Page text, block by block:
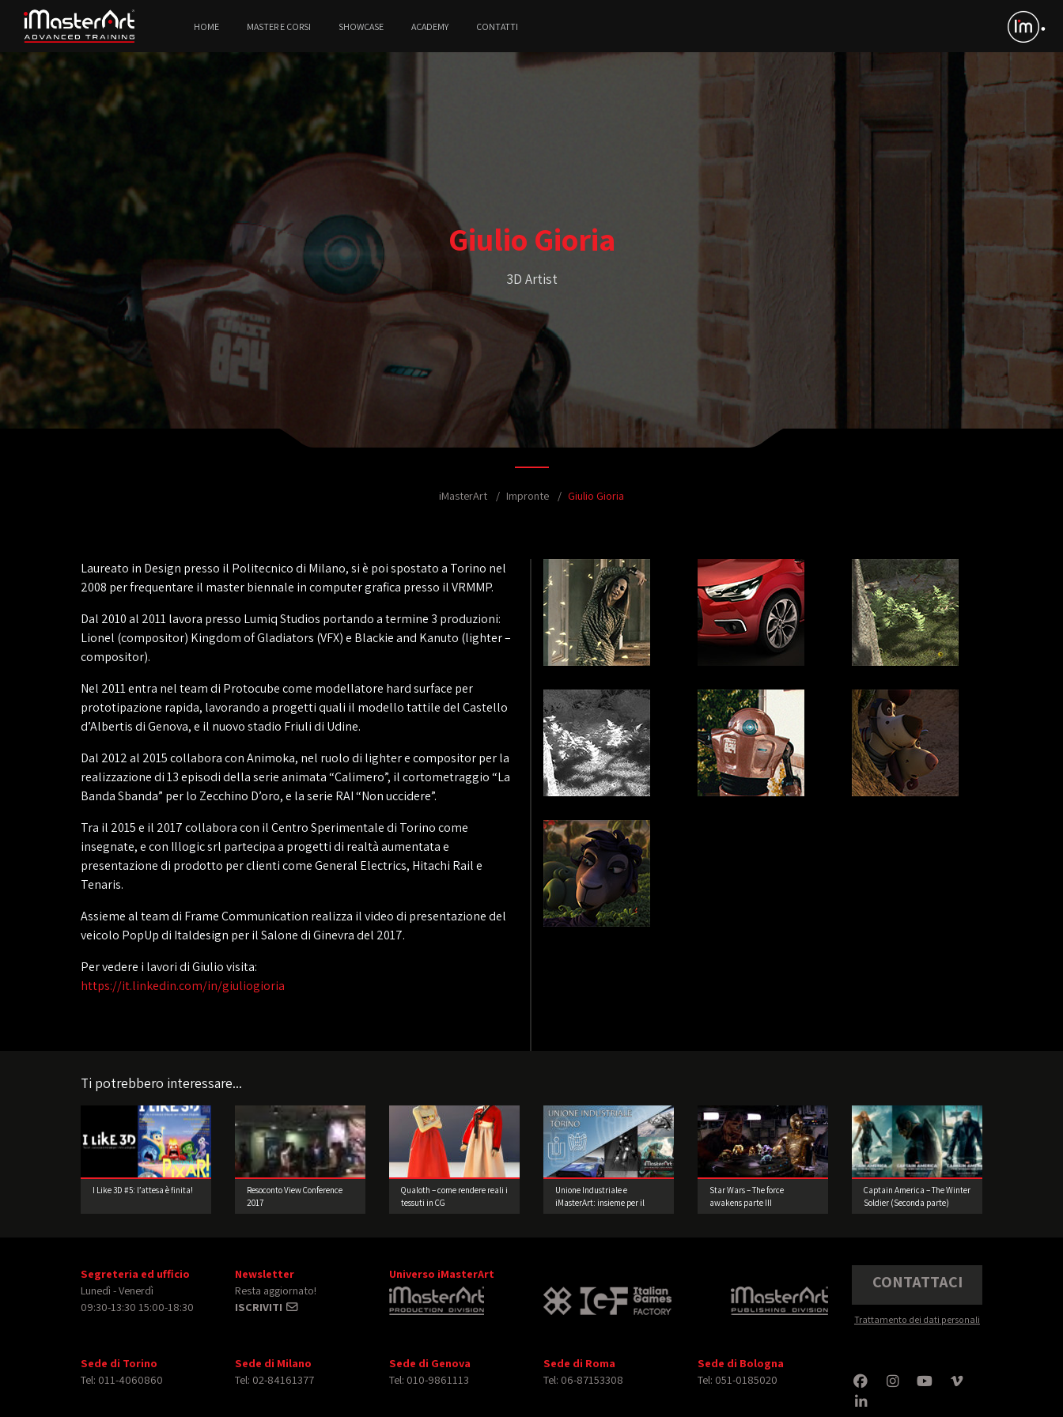
HOME MASTER E CORSI SHOWCASE ACADEMY CONTATTI
Giulio Gioria
3D Artist
iMasterArt Impronte Giulio Gioria
Laureato in Design presso il Politecnico di Milano, si è poi spostato a Torino nel
2008 per frequentare il master biennale in computer grafica presso il VRMMP.
Dal 2010 al 2011 lavora presso Lumiq Studios portando a termine 3 produzioni:
Lionel (compositor) Kingdom of Gladiators (VFX) e Blackie and Kanuto (lighter –
compositor).
Nel 2011 entra nel team di Protocube come modellatore hard surface per
prototipazione rapida, lavorando a progetti quali il modello tattile del Castello
d’Albertis di Genova, e il nuovo stadio Friuli di Udine.
Dal 2012 al 2015 collabora con Animoka, nel ruolo di lighter e compositor per la
realizzazione di 13 episodi della serie animata “Calimero”, il cortometraggio “La
Banda Sbanda” per lo Zecchino D’oro, e la serie RAI “Non uccidere”.
Tra il 2015 e il 2017 collabora con il Centro Sperimentale di Torino come
insegnate, e con Illogic srl partecipa a progetti di realtà aumentata e
presentazione di prodotto per clienti come General Electrics, Hitachi Rail e
Tenaris.
Assieme al team di Frame Communication realizza il video di presentazione del
veicolo PopUp di Italdesign per il Salone di Ginevra del 2017.
Per vedere i lavori di Giulio visita:
https://it.linkedin.com/in/giuliogioria
Ti potrebbero interessare...
I Like 3D #5: l’attesa è finita!
Resoconto View Conference
2017
Qualoth – come rendere reali i
tessuti in CG
Unione Industriale e
iMasterArt: insieme per il
Star Wars – The force
awakens parte III
Captain America – The Winter
Soldier (Seconda parte)
Segreteria ed ufficio
Lunedì - Venerdì
09:30-13:30 15:00-18:30
Newsletter
Resta aggiornato!
ISCRIVITI
Universo iMasterArt CONTATTACI
Trattamento dei dati personali
Sede di Torino
Tel: 011-4060860
Sede di Milano
Tel: 02-84161377
Sede di Genova
Tel: 010-9861113
Sede di Roma
Tel: 06-87153308
Sede di Bologna
Tel: 051-0185020